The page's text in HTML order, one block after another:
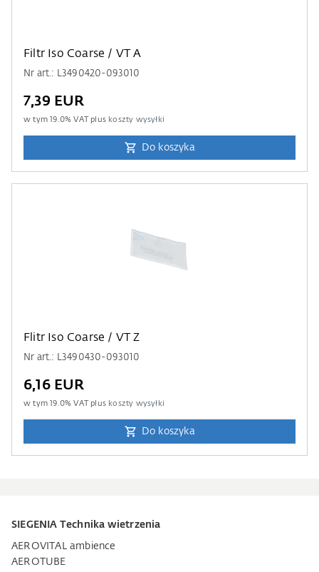
Filtr Iso Coarse / VT A
Nr art.: L3490420-093010
7,39 EUR
w tym19.0% VAT plus koszty wysyłki
Do koszyka
Flitr Iso Coarse / VT Z
Nr art.: L3490430-093010
6,16 EUR
w tym19.0% VAT plus koszty wysyłki
Do koszyka
SIEGENIA Technika wietrzenia
AEROVITAL ambience
AEROTUBE